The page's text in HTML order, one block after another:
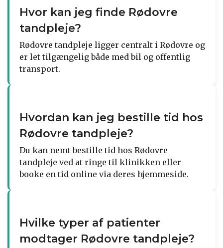
Hvor kan jeg finde Rødovre
tandpleje?
Rødovre tandpleje ligger centralt i Rødovre og
er let tilgængelig både med bil og offentlig
transport.
Hvordan kan jeg bestille tid hos
Rødovre tandpleje?
Du kan nemt bestille tid hos Rødovre
tandpleje ved at ringe til klinikken eller
booke en tid online via deres hjemmeside.
Hvilke typer af patienter
modtager Rødovre tandpleje?